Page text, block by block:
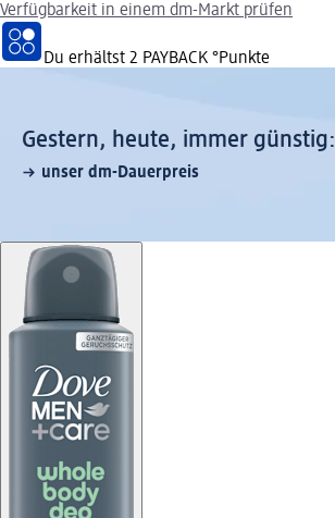
Verfügbarkeit in einem dm-Markt prüfen
Du erhältst 2 PAYBACK °Punkte
Gestern, heute, immer günstig:
unser dm-Dauerpreis